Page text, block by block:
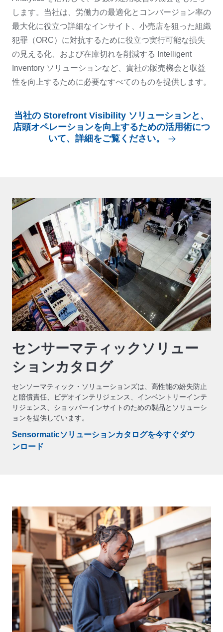
します。当社は、労働力の最適化とコンバージョン率の
最大化に役立つ詳細なインサイト、小売店を狙った組織
犯罪（ORC）に対抗するために役立つ実行可能な損失
の見える化、および在庫切れを削減する Intelligent
Inventory ソリューションなど、貴社の販売機会と収益
性を向上するために必要なすべてのものを提供します。
当社の Storefront Visibility ソリューションと、
店頭オペレーションを向上するための活用術につ
いて、詳細をご覧ください。
センサーマティックソリュー
ションカタログ
センソーマティック・ソリューションズは、高性能の紛失防止
と賠償責任、ビデオインテリジェンス、インベントリーインテ
リジェンス、ショッパーインサイトのための製品とソリューシ
ョンを提供しています。
Sensormaticソリューションカタログを今すぐダウ
ンロード